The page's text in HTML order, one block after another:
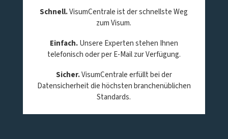
Schnell.VisumCentrale ist der schnellste Weg
zum Visum.
Einfach.Unsere Experten stehen Ihnen
telefonisch oder per E-Mail zur Verfügung.
Sicher.VisumCentrale erfüllt bei der
Datensicherheit die höchsten branchenüblichen
Standards.